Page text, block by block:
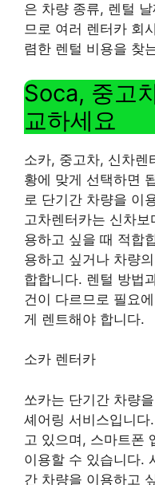
은 차량 종류, 렌털
므로 여러 렌터카 회
렴한 렌털 비용을 찾
Soca, 중고
교하세요
소카, 중고차, 신차렌
황에 맞게 선택하면
로 단기간 차량을 이
고차렌터카는 신차
용하고 싶을 때 적합
용하고 싶거나 차량
합합니다. 렌털 방법
건이 다르므로 필요
게 렌트해야 합니다.
소카 렌터카
쏘카는 단기간 차량
셰어링 서비스입니
고 있으며, 스마트폰
이용할 수 있습니다.
간 차량을 이용하고